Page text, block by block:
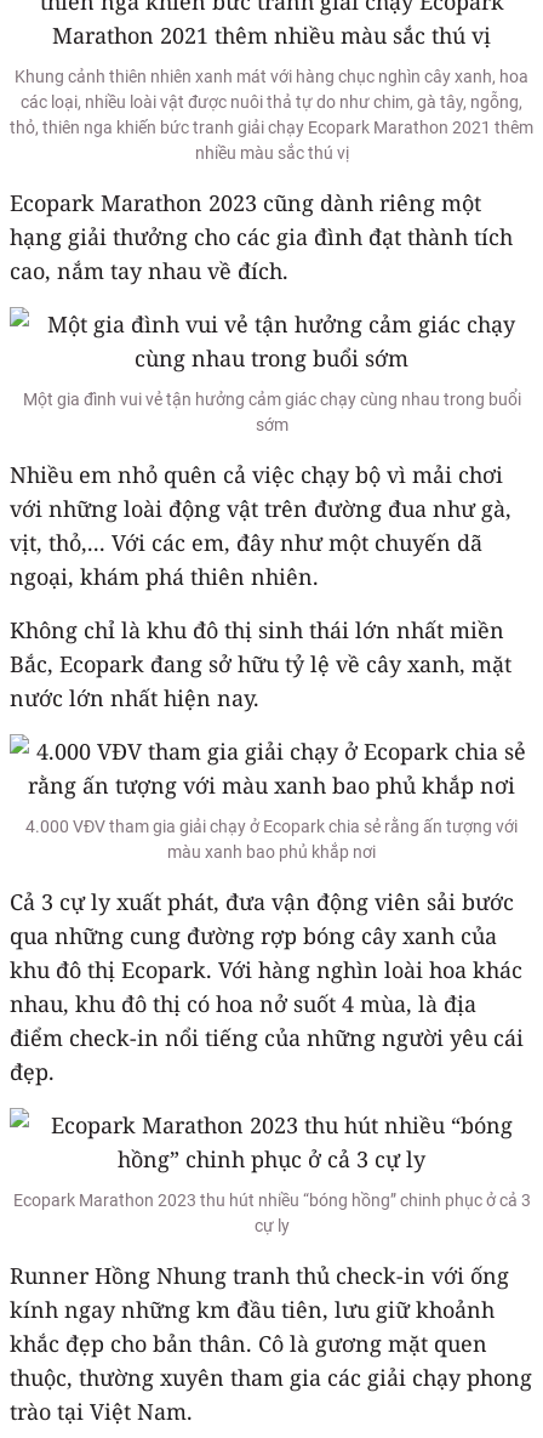
Khung cảnh thiên nhiên xanh mát với hàng chục nghìn cây xanh, hoa
các loại, nhiều loài vật được nuôi thả tự do như chim, gà tây, ngỗng,
thỏ, thiên nga khiến bức tranh giải chạy Ecopark Marathon 2021 thêm
nhiều màu sắc thú vị
Ecopark Marathon 2023 cũng dành riêng một
hạng giải thưởng cho các gia đình đạt thành tích
cao, nắm tay nhau về đích.
Một gia đình vui vẻ tận hưởng cảm giác chạy cùng nhau trong buổi
sớm
Nhiều em nhỏ quên cả việc chạy bộ vì mải chơi
với những loài động vật trên đường đua như gà,
vịt, thỏ,... Với các em, đây như một chuyến dã
ngoại, khám phá thiên nhiên.
Không chỉ là khu đô thị sinh thái lớn nhất miền
Bắc, Ecopark đang sở hữu tỷ lệ về cây xanh, mặt
nước lớn nhất hiện nay.
4.000 VĐV tham gia giải chạy ở Ecopark chia sẻ rằng ấn tượng với
màu xanh bao phủ khắp nơi
Cả 3 cự ly xuất phát, đưa vận động viên sải bước
qua những cung đường rợp bóng cây xanh của
khu đô thị Ecopark. Với hàng nghìn loài hoa khác
nhau, khu đô thị có hoa nở suốt 4 mùa, là địa
điểm check-in nổi tiếng của những người yêu cái
đẹp.
Ecopark Marathon 2023 thu hút nhiều “bóng hồng” chinh phục ở cả 3
cự ly
Runner Hồng Nhung tranh thủ check-in với ống
kính ngay những km đầu tiên, lưu giữ khoảnh
khắc đẹp cho bản thân. Cô là gương mặt quen
thuộc, thường xuyên tham gia các giải chạy phong
trào tại Việt Nam.